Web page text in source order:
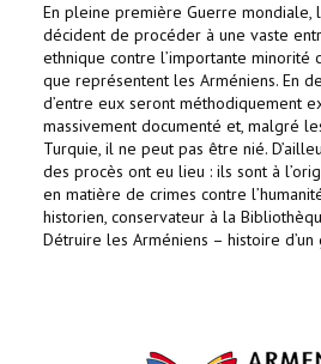
CONTACT
En pleine première Guerre mondiale,
décident de procéder à une vaste
ethnique contre l’importante
que représentent les Arméniens. En
d’entre eux seront méthodiquement
massivement documenté et, malgré
Turquie, il ne peut pas être nié.
des procès ont eu lieu : ils sont à
en matière de crimes contre
historien, conservateur à la
Détruire les Arméniens – histoire d’un